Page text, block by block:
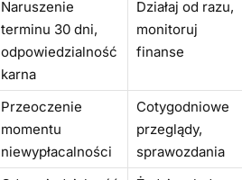
Naruszenie
terminu 30 dni,
odpowiedzialność
karna
Działaj od razu,
monitoruj
finanse
Przeoczenie
momentu
niewypłacalności
Cotygodniowe
przeglądy,
sprawozdania